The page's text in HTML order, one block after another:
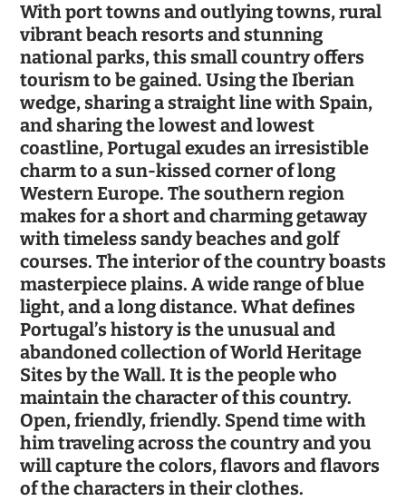
With port towns and outlying towns, rural
vibrant beach resorts and stunning
national parks, this small country offers
tourism to be gained. Using the Iberian
wedge, sharing a straight line with Spain,
and sharing the lowest and lowest
coastline, Portugal exudes an irresistible
charm to a sun-kissed corner of long
Western Europe. The southern region
makes for a short and charming getaway
with timeless sandy beaches and golf
courses. The interior of the country boasts
masterpiece plains. A wide range of blue
light, and a long distance. What defines
Portugal’s history is the unusual and
abandoned collection of World Heritage
Sites by the Wall. It is the people who
maintain the character of this country.
Open, friendly, friendly. Spend time with
him traveling across the country and you
will capture the colors, flavors and flavors
of the characters in their clothes.